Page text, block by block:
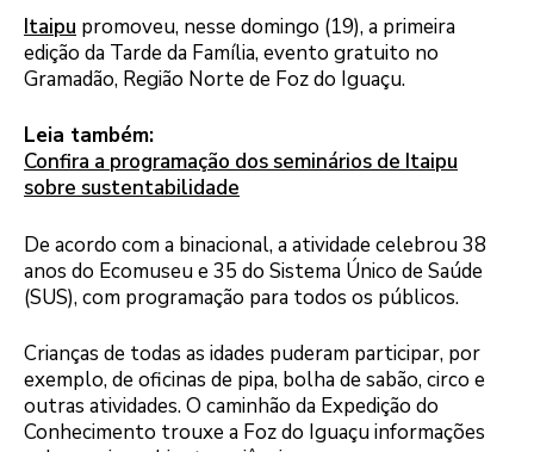
Itaipu promoveu, nesse domingo (19), a primeira
edição da Tarde da Família, evento gratuito no
Gramadão, Região Norte de Foz do Iguaçu.
Leia também:
Confira a programação dos seminários de Itaipu
sobre sustentabilidade
De acordo com a binacional, a atividade celebrou 38
anos do Ecomuseu e 35 do Sistema Único de Saúde
(SUS), com programação para todos os públicos.
Crianças de todas as idades puderam participar, por
exemplo, de oficinas de pipa, bolha de sabão, circo e
outras atividades. O caminhão da Expedição do
Conhecimento trouxe a Foz do Iguaçu informações